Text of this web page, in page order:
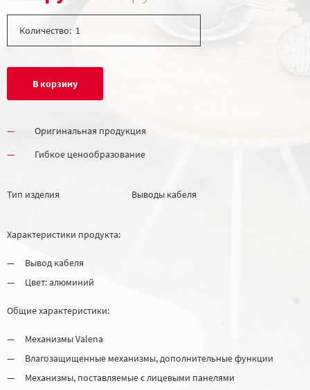
Количество:
В корзину
Оригинальная продукция
Гибкое ценообразование
Тип изделия Выводы кабеля
Характеристики продукта:
Вывод кабеля
Цвет: алюминий
Общие характеристики:
Механизмы Valena
Влагозащищенные механизмы, дополнительные функции
Механизмы, поставляемые с лицевыми панелями